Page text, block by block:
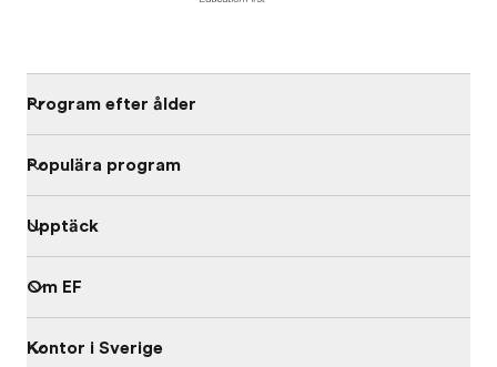
Program efter ålder
Populära program
Upptäck
Om EF
Kontor i Sverige